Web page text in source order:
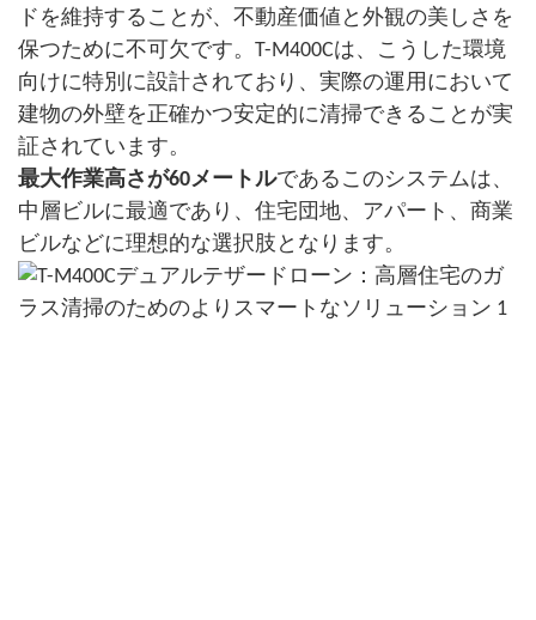
ドを維持することが、不動産価値と外観の美しさを
保つために不可欠です。T-M400Cは、こうした環境
向けに特別に設計されており、実際の運用において
建物の外壁を正確かつ安定的に清掃できることが実
証されています。
最大作業高さが60メートルであるこのシステムは、
中層ビルに最適であり、住宅団地、アパート、商業
ビルなどに理想的な選択肢となります。